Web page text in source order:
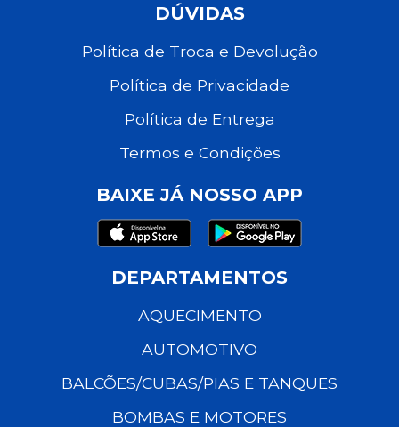
DÚVIDAS
Política de Troca e Devolução
Política de Privacidade
Política de Entrega
Termos e Condições
BAIXE JÁ NOSSO APP
DEPARTAMENTOS
AQUECIMENTO
AUTOMOTIVO
BALCÕES/CUBAS/PIAS E TANQUES
BOMBAS E MOTORES